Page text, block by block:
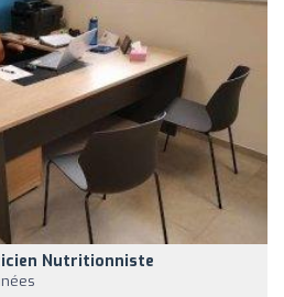
Nutritionniste